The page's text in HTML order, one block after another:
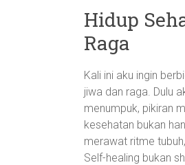
Hidup
Raga
Kali ini aku ingin
jiwa dan raga. Dulu
menumpuk, pikiran
kesehatan bukan
merawat ritme
Self-healing bukan